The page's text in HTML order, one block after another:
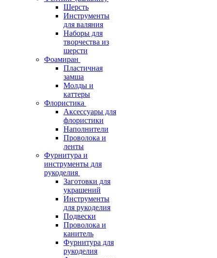
Шерсть
Инструменты
для валяния
Наборы для
творчества из
шерсти
Фоамиран
Пластичная
замша
Молды и
каттеры
Флористика
Аксессуары для
флористики
Наполнители
Проволока и
ленты
Фурнитура и
инструменты для
рукоделия
Заготовки для
украшений
Инструменты
для рукоделия
Подвески
Проволока и
канитель
Фурнитура для
рукоделия